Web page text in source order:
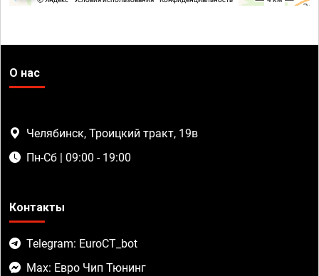
О нас
Челябинск, Троицкий тракт, 19в
Пн-Сб | 09:00 - 19:00
Контакты
Telegram: EuroCT_bot
Max: Евро Чип Тюнинг